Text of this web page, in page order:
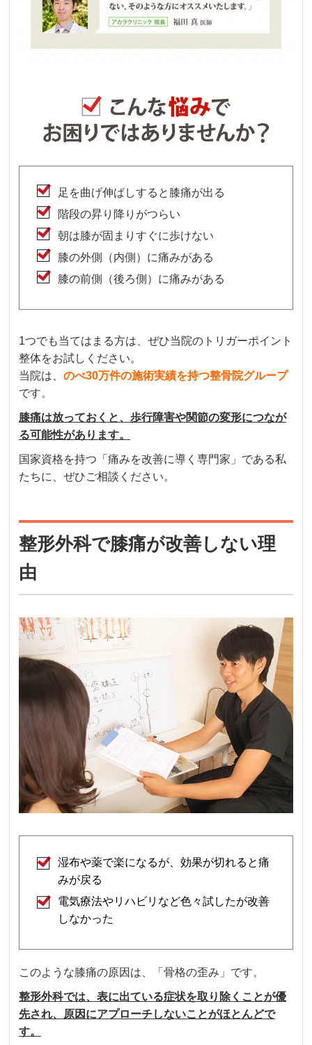
足を曲げ伸ばしすると膝痛が出る
階段の昇り降りがつらい
朝は膝が固まりすぐに歩けない
膝の外側（内側）に痛みがある
膝の前側（後ろ側）に痛みがある
1つでも当てはまる方は、ぜひ当院のトリガーポイント
整体をお試しください。
当院は、のべ30万件の施術実績を持つ整骨院グループ
です。
膝痛は放っておくと、歩行障害や関節の変形につなが
る可能性があります。
国家資格を持つ「痛みを改善に導く専門家」である私
たちに、ぜひご相談ください。
整形外科で膝痛が改善しない理
由
湿布や薬で楽になるが、効果が切れると痛
みが戻る
電気療法やリハビリなど色々試したが改善
しなかった
このような膝痛の原因は、「骨格の歪み」です。
整形外科では、表に出ている症状を取り除くことが優
先され、原因にアプローチしないことがほとんどで
す。